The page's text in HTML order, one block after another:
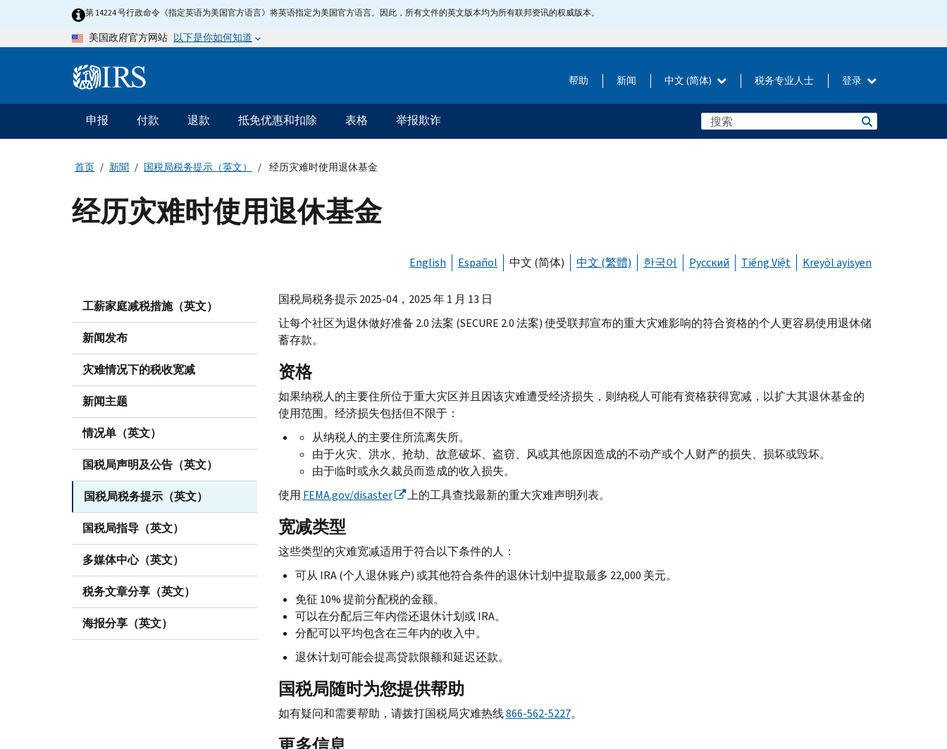
第 14224 号行政命令《指定英语为美国官方语言》将英语指定为美国官方语言。因此，所有文件的英文版本均为所有联邦资讯的权威版本。
美国政府官方网站 以下是你如何知道
Information 帮助 新闻 中文 (简体) 税务专业人士 登录
主
要
导
申报 付款 退款 抵免优惠和扣除 表格 举报欺诈
首页 新聞 国税局税务提示（英文） 经历灾难时使用退休基金
经历灾难时使用退休基金
English Español 中文 (简体) 中文 (繁體) 한국어 Русский Tiếng Việt Kreyòl ayisyen
工薪家庭减税措施（英文）
新闻发布
灾难情况下的税收宽减
新闻主题
情况单（英文）
国税局声明及公告（英文）
国税局税务提示（英文）
国税局指导（英文）
多媒体中心（英文）
税务文章分享（英文）
海报分享（英文）
国税局税务提示 2025-04，2025 年 1 月 13 日
让每个社区为退休做好准备 2.0 法案 (SECURE 2.0 法案) 使受联邦宣布的重大灾难影响的符合资格的个人更容易使用退休储
蓄存款。
资格
如果纳税人的主要住所位于重大灾区并且因该灾难遭受经济损失，则纳税人可能有资格获得宽减，以扩大其退休基金的
使用范围。经济损失包括但不限于：
从纳税人的主要住所流离失所。
由于火灾、洪水、抢劫、故意破坏、盗窃、风或其他原因造成的不动产或个人财产的损失、损坏或毁坏。
由于临时或永久裁员而造成的收入损失。
使用 FEMA.gov/disaster 上的工具查找最新的重大灾难声明列表。
宽减类型
这些类型的灾难宽减适用于符合以下条件的人：
可从 IRA(个人退休账户) 或其他符合条件的退休计划中提取最多 22,000 美元。
免征 10% 提前分配税的金额。
可以在分配后三年内偿还退休计划或IRA。
分配可以平均包含在三年内的收入中。
退休计划可能会提高贷款限额和延迟还款。
国税局随时为您提供帮助
如有疑问和需要帮助，请拨打国税局灾难热线866-562-5227。